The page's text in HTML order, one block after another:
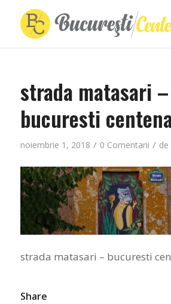
strada matasari –
bucuresti
noiembrie 1, 2018 / 0 Comentarii / de
strada matasari – bucuresti
Share